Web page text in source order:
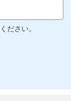
ださい。